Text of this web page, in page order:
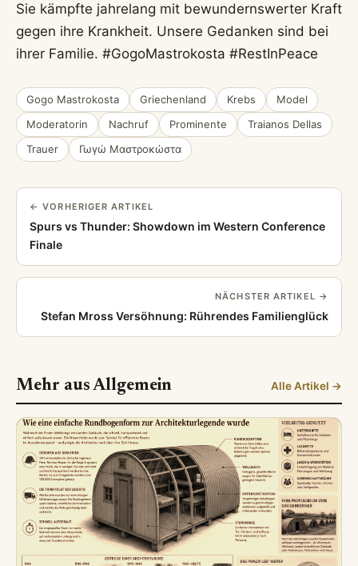
Sie kämpfte jahrelang mit bewundernswerter Kraft
gegen ihre Krankheit. Unsere Gedanken sind bei
ihrer Familie. #GogoMastrokosta #RestInPeace
Gogo Mastrokosta Griechenland Krebs
Model
Moderatorin
Nachruf Prominente
Traianos Dellas
Trauer
Γωγώ Μαστροκώστα
← VORHERIGER ARTIKEL
Spurs vs Thunder: Showdown im Western Conference
Finale
NÄCHSTER ARTIKEL →
Stefan Mross Versöhnung: Rührendes Familienglück
Mehr aus Allgemein Alle Artikel →